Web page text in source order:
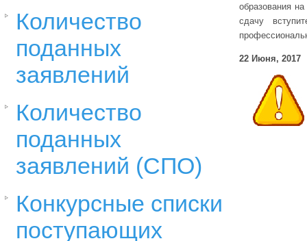
Количество
поданных
заявлений
Количество
поданных
заявлений (СПО)
Конкурсные списки
поступающих
образования
сдачу
22 Июня, 2017